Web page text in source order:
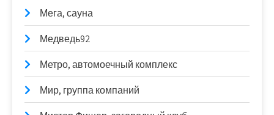
Мега, сауна
Медведь92
Метро, автомоечный комплекс
Мир, группа компаний